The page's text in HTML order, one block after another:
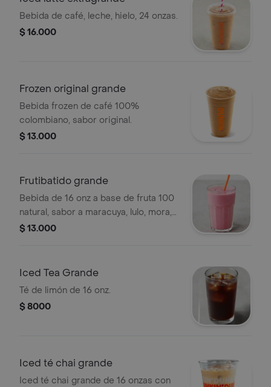
Bebida de café, leche, hielo, 24 onzas.
$ 16.000
Frozen original grande
Bebida frozen de café 100%
colombiano, sabor original.
$ 13.000
Frutibatido grande
Bebida de 16 onz a base de fruta 100
natural, sabor a maracuya, lulo, mora,
guanábana y mango
$ 13.000
Iced Tea Grande
Té de limón de 16 onz.
$ 8000
Iced té chai grande
Iced té chai grande de 16 onzas con